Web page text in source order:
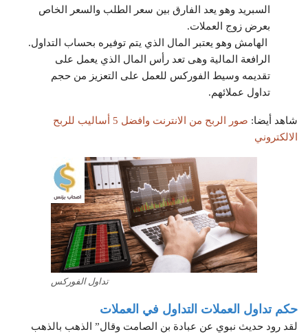
السبريد وهو يعد الفارق بين سعر الطلب والسعر الخاص
بعرض زوج العملات.
الهامش وهو يعتبر المال الذي يتم توفيره بحساب التداول.
الرافعة المالية وهى تعد رأس المال الذي يعمل على
تقديمه وسيط الفوركس للعمل على التعزيز من حجم
تداول عملائهم.
شاهد أيضا:
صور الربح من الانترنت وافضل 5 أساليب للربح
الالكتروني
تداول الفوركس
حكم تداول العملات التداول في العملات
لقد رود حديث نبوي عن عبادة بن الصامت وقال” الذهب بالذهب